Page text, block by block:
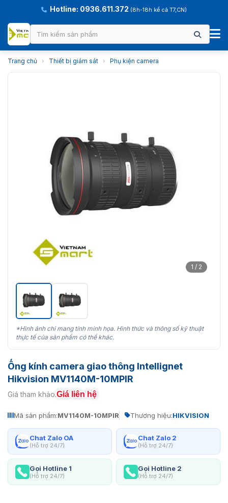
Hotline: 0936.611.372 (8h-18h kể cả T7,CN)
Trang chủ › Thiết bị giám sát › Phụ kiện camera
1 / 2
*Hình ảnh chỉ mang tính minh họa. Hình thức và thông số kỹ thuật
thực tế của sản phẩm có thể khác.
Ống kính camera giao thông Intellignet
Hikvision MV1140M-10MPIR
Giá tham khảo:Giá liên hệ
Mã sản phẩm:MV1140M-10MPIR Thương hiệu:HIKVISION
Chat Zalo OA
(Hỗ trợ 24/7)
Chat Zalo 2
(Hỗ trợ 24/7)
Gọi Hotline 1
(Hỗ trợ 24/7)
Gọi Hotline 2
(Hỗ trợ 24/7)